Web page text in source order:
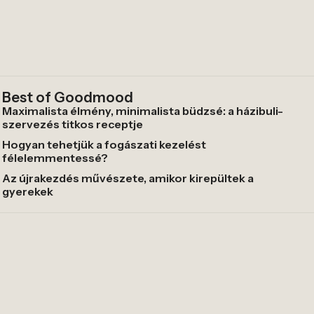
Best of Goodmood
Maximalista élmény, minimalista büdzsé: a házibuli-
szervezés titkos receptje
Hogyan tehetjük a fogászati kezelést
félelemmentessé?
Az újrakezdés művészete, amikor kirepültek a
gyerekek